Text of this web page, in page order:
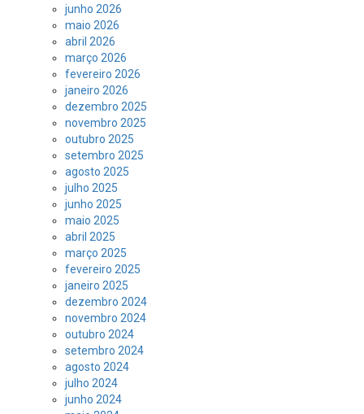
junho 2026
maio 2026
abril 2026
março 2026
fevereiro 2026
janeiro 2026
dezembro 2025
novembro 2025
outubro 2025
setembro 2025
agosto 2025
julho 2025
junho 2025
maio 2025
abril 2025
março 2025
fevereiro 2025
janeiro 2025
dezembro 2024
novembro 2024
outubro 2024
setembro 2024
agosto 2024
julho 2024
junho 2024